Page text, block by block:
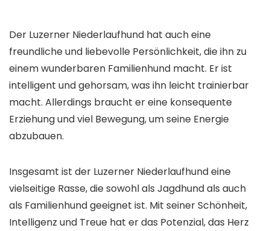
Der Luzerner Niederlaufhund hat auch eine
freundliche und liebevolle Persönlichkeit, die ihn zu
einem wunderbaren Familienhund macht. Er ist
intelligent und gehorsam, was ihn leicht trainierbar
macht. Allerdings braucht er eine konsequente
Erziehung und viel Bewegung, um seine Energie
abzubauen.
Insgesamt ist der Luzerner Niederlaufhund eine
vielseitige Rasse, die sowohl als Jagdhund als auch
als Familienhund geeignet ist. Mit seiner Schönheit,
Intelligenz und Treue hat er das Potenzial, das Herz